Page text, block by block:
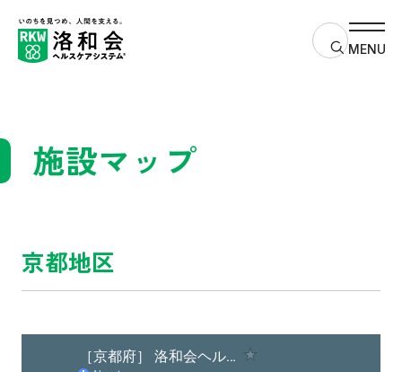
サイト内
MENU
施設マップ
京都地区